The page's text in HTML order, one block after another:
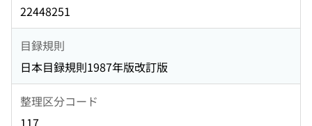
22448251
目録規則
日本目録規則1987年版改訂版
整理区分コード
117